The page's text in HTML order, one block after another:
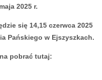
2025 r.
się 14,15 czerwca 2025
Pańskiego w Ejszyszkach.
pobrać tutaj: